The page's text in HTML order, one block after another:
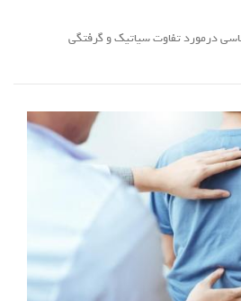
درمورد تفاوت سیاتیک و گرفتگی